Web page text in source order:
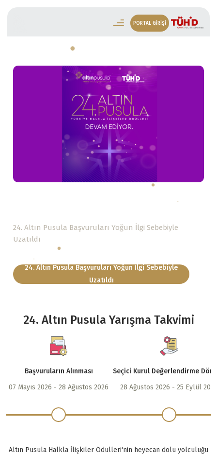
PORTAL GİRİŞİ
24. Altın Pusula Başvuruları Yoğun İlgi Sebebiyle
Uzatıldı
24. Altın Pusula Başvuruları Yoğun İlgi Sebebiyle
Uzatıldı
24. Altın Pusula Yarışma Takvimi
Başvuruların Alınması
07 Mayıs 2026 - 28 Ağustos 2026
Seçici Kurul Değerlendirme
28 Ağustos 2026 - 25 Eylül
Altın Pusula Halkla İlişkiler Ödülleri'nin heyecan dolu yolculuğu